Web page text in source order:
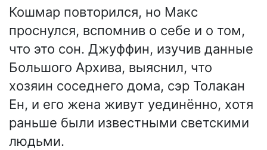
Кошмар повторился, но Макс
проснулся, вспомнив о себе и о том,
что это сон. Джуффин, изучив данные
Большого Архива, выяснил, что
хозяин соседнего дома, сэр Толакан
Ен, и его жена живут уединённо, хотя
раньше были известными светскими
людьми.